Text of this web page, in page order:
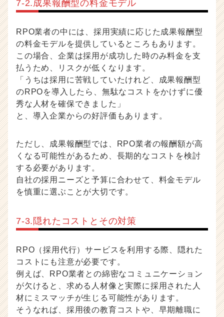
7-2.成果報酬型の料金モデル
RPO業者の中には、採用実績に応じた成果報酬型
の料金モデルを提供しているところもあります。
この場合、企業は採用が成功した時のみ料金を支
払うため、リスクが低くなります。
「うちは採用に苦戦していたけれど、成果報酬型
のRPOを導入したら、無駄なコストをかけずに優
秀な人材を確保できました」
と、導入企業からの好評価もあります。
ただし、成果報酬型では、RPO業者の報酬額が高
くなる可能性があるため、長期的なコストを検討
する必要があります。
自社の採用ニーズと予算に合わせて、料金モデル
を慎重に選ぶことが大切です。
7-3.隠れたコストとその対策
RPO（採用代行）サービスを利用する際、隠れた
コストにも注意が必要です。
例えば、RPO業者との綿密なコミュニケーション
が欠けると、求める人材像と実際に採用された人
材にミスマッチが生じる可能性があります。
そうなれば、採用後の教育コストや、早期離職に